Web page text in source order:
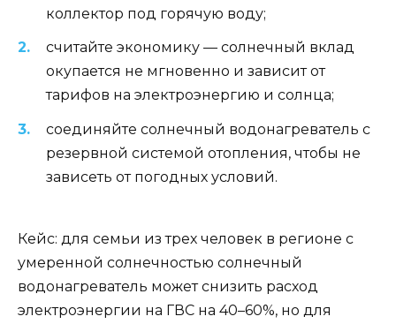
коллектор под горячую воду;
считайте экономику — солнечный вклад
окупается не мгновенно и зависит от
тарифов на электроэнергию и солнца;
соединяйте солнечный водонагреватель с
резервной системой отопления, чтобы не
зависеть от погодных условий.
Кейс: для семьи из трех человек в регионе с
умеренной солнечностью солнечный
водонагреватель может снизить расход
электроэнергии на ГВС на 40–60%, но для